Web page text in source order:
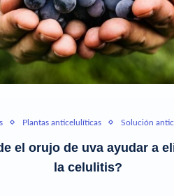
Plantas anticelulíticas Solución
el orujo de uva ayudar a
la celulitis?